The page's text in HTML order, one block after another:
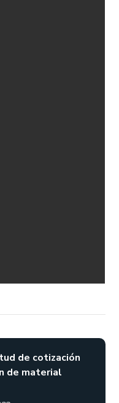
de cotización
de material